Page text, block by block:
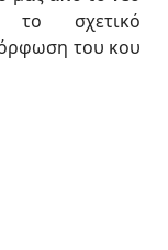
το σχετικό
του κου